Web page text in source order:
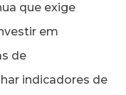
que exige
em
de
indicadores de